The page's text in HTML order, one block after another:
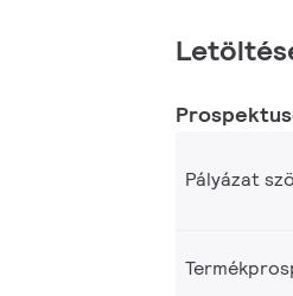
Pályázat